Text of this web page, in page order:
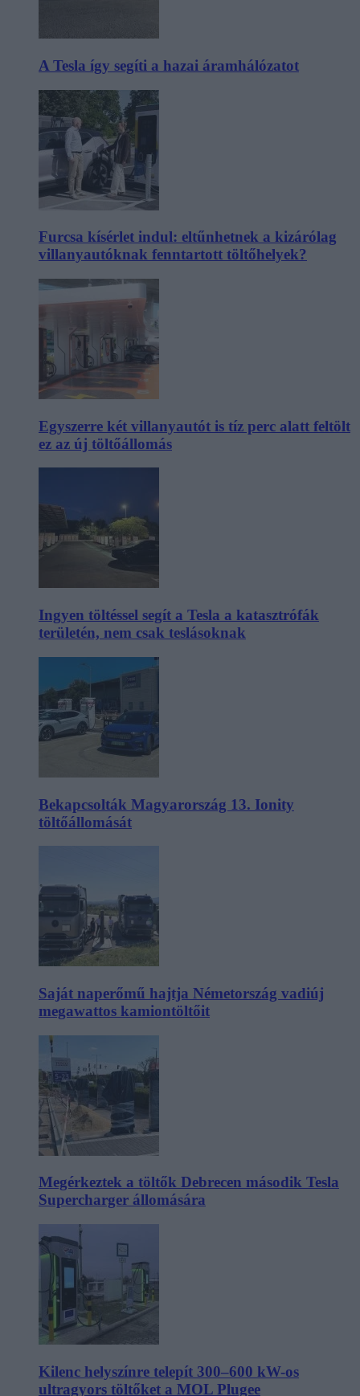
A Tesla így segíti a hazai áramhálózatot
Furcsa kísérlet indul: eltűnhetnek a kizárólag
villanyautóknak fenntartott töltőhelyek?
Egyszerre két villanyautót is tíz perc alatt feltölt
ez az új töltőállomás
Ingyen töltéssel segít a Tesla a katasztrófák
területén, nem csak teslásoknak
Bekapcsolták Magyarország 13. Ionity
töltőállomását
Saját naperőmű hajtja Németország vadiúj
megawattos kamiontöltőit
Megérkeztek a töltők Debrecen második Tesla
Supercharger állomására
Kilenc helyszínre telepít 300–600 kW-os
ultragyors töltőket a MOL Plugee